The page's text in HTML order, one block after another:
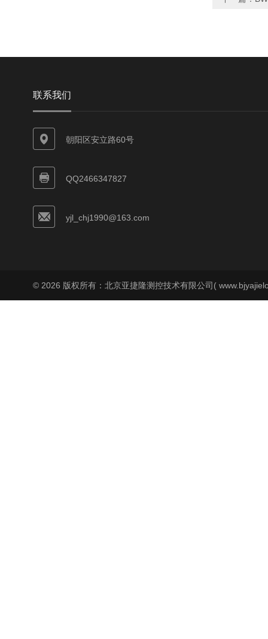
联系我们
朝阳区安立路60号
QQ2466347827
yjl_chj1990@163.com
© 2026 版权所有：北京亚捷隆测控技术有限公司(